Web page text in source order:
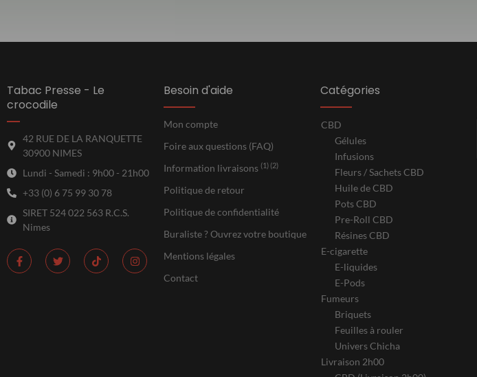
Tabac Presse - Le
crocodile
42 RUE DE LA RANQUETTE
30900 NIMES
Lundi - Samedi : 9h00 - 21h00
+33 (0) 6 75 99 30 78
SIRET 524 022 563 R.C.S.
Nimes
Besoin d'aide
Mon compte
Foire aux questions (FAQ)
Information livraisons (1) (2)
Politique de retour
Politique de confidentialité
Buraliste ? Ouvrez votre boutique
Mentions légales
Contact
Catégories
CBD
Gélules
Infusions
Fleurs / Sachets CBD
Huile de CBD
Pots CBD
Pre-Roll CBD
Résines CBD
E-cigarette
E-liquides
E-Pods
Fumeurs
Briquets
Feuilles à rouler
Univers Chicha
Livraison 2h00